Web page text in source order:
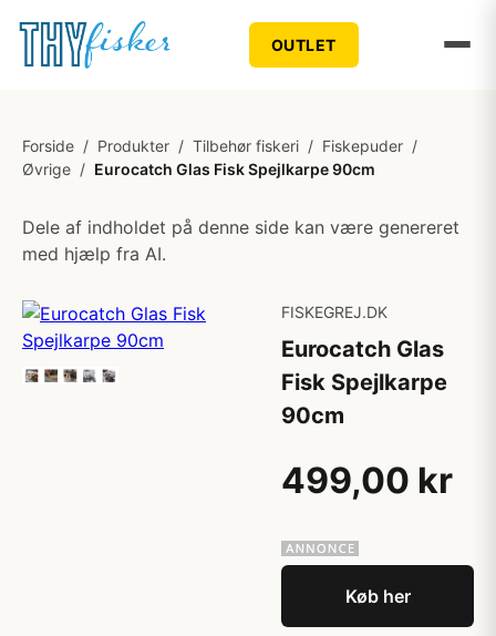
OUTLET
Forside / Produkter / Tilbehør fiskeri / Fiskepuder /
Øvrige / Eurocatch Glas Fisk Spejlkarpe 90cm
Dele af indholdet på denne side kan være genereret
med hjælp fra AI.
FISKEGREJ.DK
Eurocatch Glas
Fisk Spejlkarpe
90cm
499,00 kr
Køb her